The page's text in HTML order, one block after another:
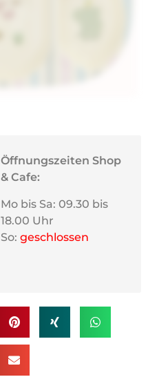
Öffnungszeiten Shop
& Cafe:
Mo bis Sa: 09.30 bis
18.00 Uhr
So: geschlossen